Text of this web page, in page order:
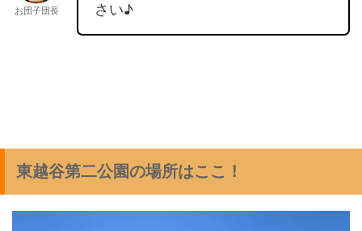
お団子団長
さい♪
東越谷第二公園の場所はここ！